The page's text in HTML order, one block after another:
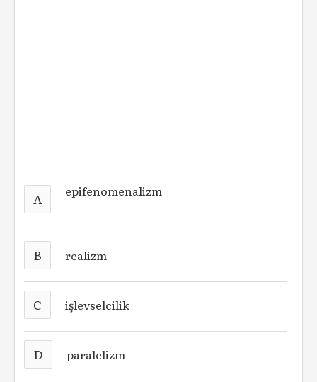
A epifenomenalizm
B realizm
C işlevselcilik
D paralelizm